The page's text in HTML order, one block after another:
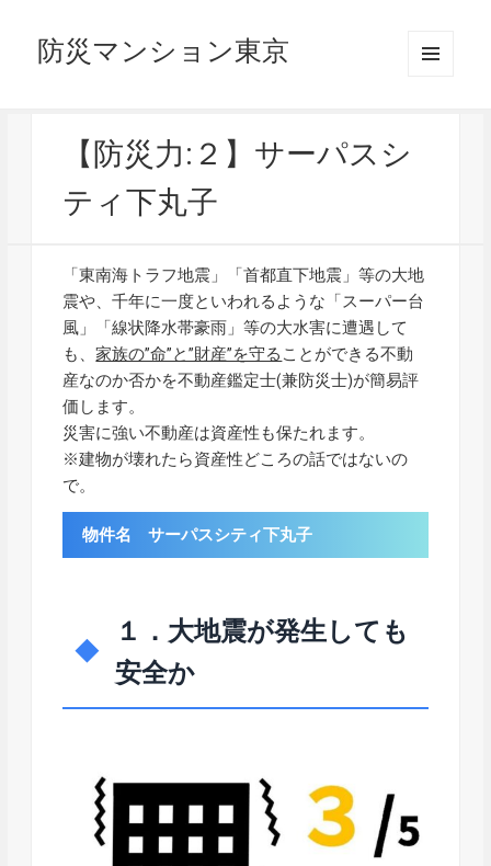
防災マンション東京
【防災力:２】サーパスシ
ティ下丸子
「東南海トラフ地震」「首都直下地震」等の大地
震や、千年に一度といわれるような「スーパー台
風」「線状降水帯豪雨」等の大水害に遭遇して
も、家族の”命”と”財産”を守る ことができる不動
産なのか否かを不動産鑑定士(兼防災士)が簡易評
価します。
災害に強い不動産は資産性も保たれます。
※建物が壊れたら資産性どころの話ではないの
で。
物件名 サーパスシティ下丸子
１．大地震が発生しても
安全か